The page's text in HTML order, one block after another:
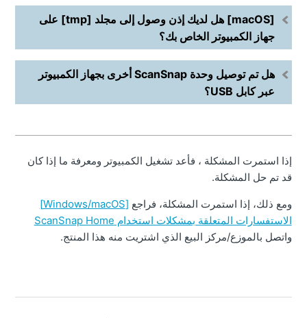
[macOS] هل لديك إذن وصول إلى مجلد [tmp] على
جهاز الكمبيوتر الخاص بك؟
هل تم توصيل وحدة ScanSnap أخرى بجهاز الكمبيوتر
عبر كابل USB؟
إذا استمرت المشكلة ، فأعد تشغيل الكمبيوتر ومعرفة ما إذا كان
قد تم حل المشكلة.
ومع ذلك، إذا استمرت المشكلة، فراجع
[Windows/macOS]
الاستفسارات المتعلقة بمشكلات استخدام ScanSnap Home
واتصل بالموزع/مركز البيع الذي اشتريت منه هذا المنتج.